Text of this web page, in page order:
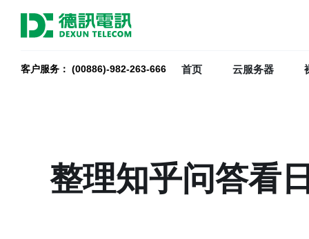
客户服务： (00886)-982-263-666 首页 云服务器
整理知乎问答看